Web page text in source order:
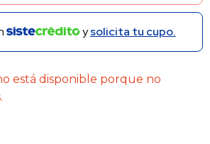
ysolicita tu cupo.
está disponible porque no